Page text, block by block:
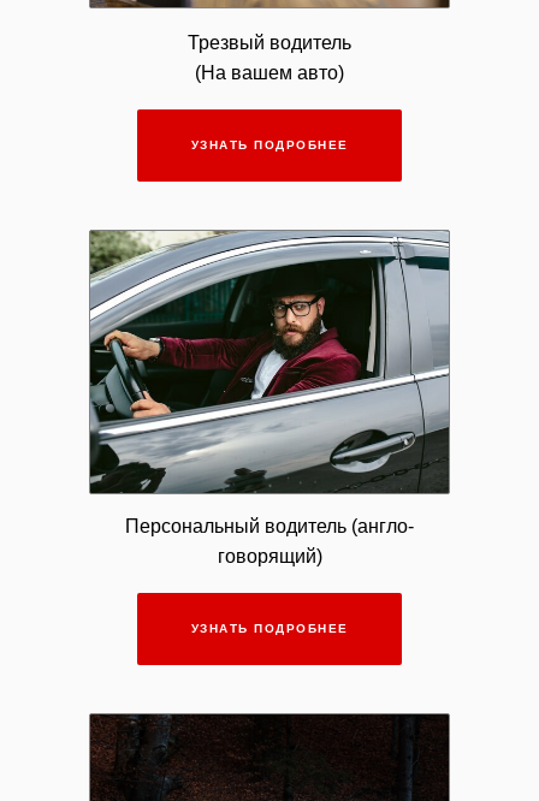
Персональный водитель (англо-
говорящий)
УЗНАТЬ ПОДРОБНЕЕ
Трезвый водитель
(На вашем авто)
УЗНАТЬ ПОДРОБНЕЕ